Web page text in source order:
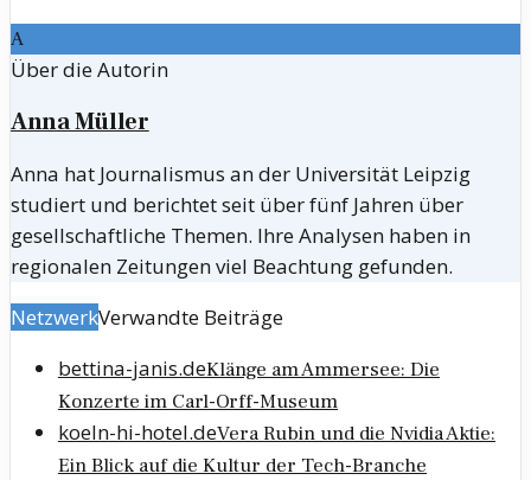
A
Über die Autorin
Anna Müller
Anna hat Journalismus an der Universität Leipzig
studiert und berichtet seit über fünf Jahren über
gesellschaftliche Themen. Ihre Analysen haben in
regionalen Zeitungen viel Beachtung gefunden.
NetzwerkVerwandte Beiträge
bettina-janis.deKlänge am Ammersee: Die
Konzerte im Carl-Orff-Museum
koeln-hi-hotel.deVera Rubin und die Nvidia Aktie:
Ein Blick auf die Kultur der Tech-Branche